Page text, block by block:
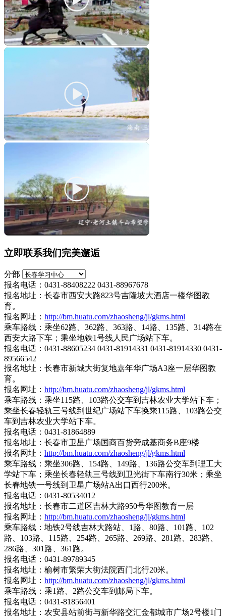
立即联系我们完美邂逅
分部
报名电话：0431-88408222 0431-88967678
报名地址：长春市西安大路823号吉隆坡大酒店一楼华图教
育。
报名网址： http://bm.huatu.com/zhaosheng/jl/gkms.html
乘车路线：乘坐62路、362路、363路、14路、135路、314路在
西安大路下车；乘坐地铁1号线人民广场站下车。
报名电话：0431-88605234 0431-81914331 0431-81914330 0431-
89566542
报名地址：长春市新城大街复地嘉年华广场A3座一层华图教
育。
报名网址： http://bm.huatu.com/zhaosheng/jl/gkms.html
乘车路线：乘坐115路、103路公交车到吉林农业大学站下车；
乘坐长春轻轨三号线到世纪广场站下车换乘115路、103路公交
车到吉林农业大学站下车。
报名电话：0431-81864889
报名地址：长春市卫星广场国商百货旁成基商务B座9楼
报名网址： http://bm.huatu.com/zhaosheng/jl/gkms.html
乘车路线：乘坐306路、154路、149路、136路公交车到理工大
学站下车；乘坐长春轻轨三号线到卫光街下车南行30米；乘坐
长春地铁一号线到卫星广场站A出口西行200米。
报名电话：0431-80534012
报名地址：长春市二道区吉林大路950号华图教育一层
报名网址： http://bm.huatu.com/zhaosheng/jl/gkms.html
乘车路线：地铁2号线吉林大路站、1路、80路、101路、102
路、103路、115路、254路、265路、269路、281路、283路、
286路、301路、361路。
报名电话：0431-89789345
报名地址：榆树市繁荣大街法院西门北行20米。
报名网址： http://bm.huatu.com/zhaosheng/jl/gkms.html
乘车路线：乘1路、2路公交车到邮局下车。
报名电话：0431-81856401
报名地址：农安县站前街与新华路交汇金都城市广场2号楼1门